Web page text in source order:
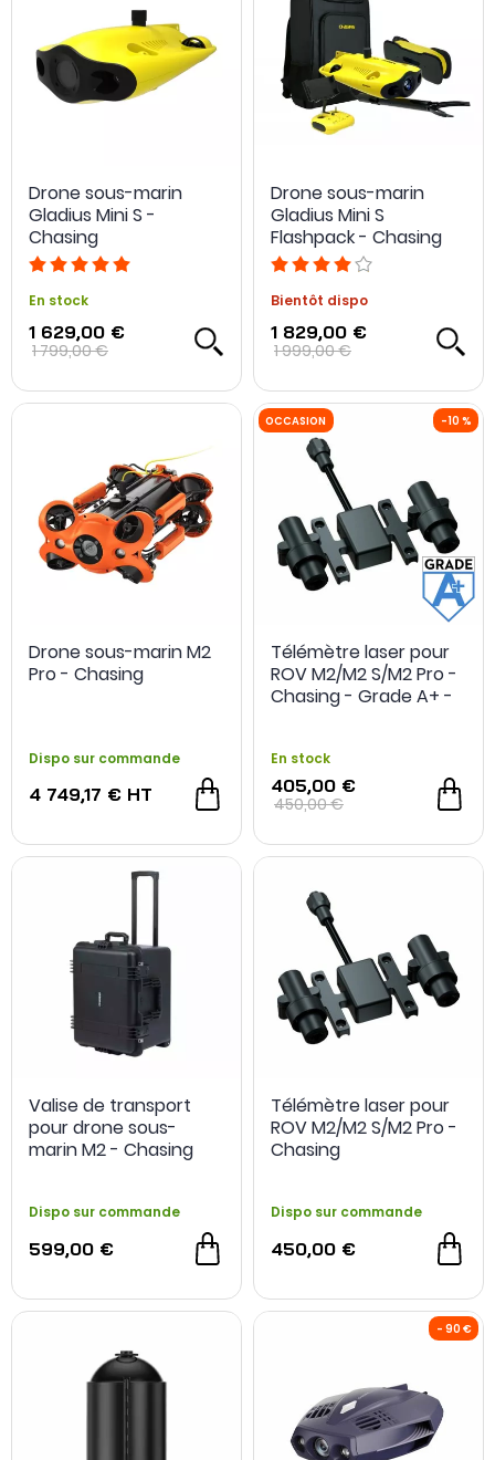
- 170 €
Drone sous-marin
Gladius Mini S -
Chasing
En stock
1 629,00 €
1 799,00 €
Drone sous-marin
Gladius Mini S
Flashpack - Chasing
Bientôt dispo
1 829,00 €
1 999,00 €
Drone sous-marin M2
Pro - Chasing
Dispo sur commande
4 749,17 € HT
OCCASION
Télémètre laser pour
ROV M2/M2 S/M2 Pro -
Chasing - Grade A+ -
En stock
405,00 €
450,00 €
Valise de transport
pour drone sous-
marin M2 - Chasing
Dispo sur commande
599,00 €
Télémètre laser pour
ROV M2/M2 S/M2 Pro -
Chasing
Dispo sur commande
450,00 €